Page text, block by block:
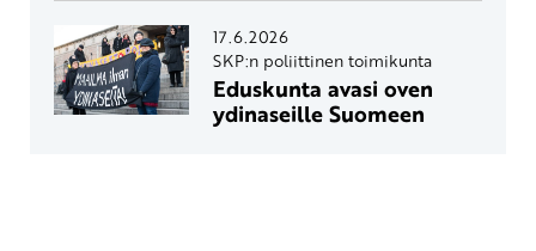
17.6.2026
SKP:n poliittinen toimikunta
Eduskunta avasi oven
ydinaseille Suomeen